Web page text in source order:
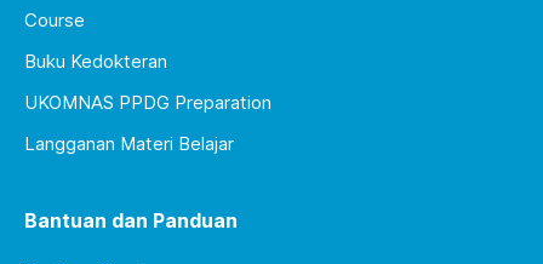
Course
Buku Kedokteran
UKOMNAS PPDG Preparation
Langganan Materi Belajar
Bantuan dan Panduan